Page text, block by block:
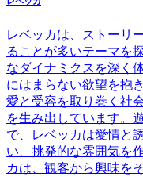
レベッカは、ストーリ
ることが多いテーマを
なダイナミクスを深く
にはまらない欲望を抱
愛と受容を取り巻く社
を生み出しています。
で、レベッカは愛情と
い、挑発的な雰囲気を
カは、観客から興味を